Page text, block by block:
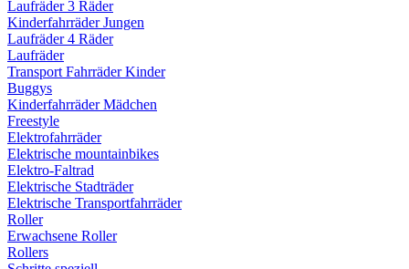
Laufräder 3 Räder
Kinderfahrräder Jungen
Laufräder 4 Räder
Laufräder
Transport Fahrräder Kinder
Buggys
Kinderfahrräder Mädchen
Freestyle
Elektrofahrräder
Elektrische mountainbikes
Elektro-Faltrad
Elektrische Stadträder
Elektrische Transportfahrräder
Roller
Erwachsene Roller
Rollers